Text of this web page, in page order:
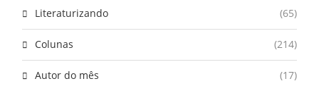
Literaturizando (65)
Colunas (214)
Autor do mês (17)